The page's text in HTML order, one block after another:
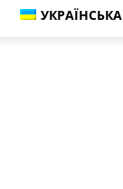
УКРАЇНСЬКА